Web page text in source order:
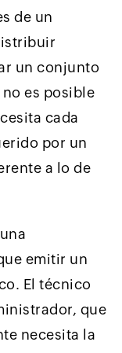
de un
un conjunto
es posible
cada
por un
a lo de
emitir un
El técnico
que
necesita la